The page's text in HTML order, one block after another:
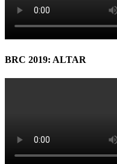
BRC 2019: ALTAR